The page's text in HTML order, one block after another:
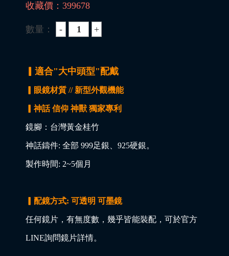
收藏價： 399678
數量：
▎適合"大中頭型"配戴
▎眼鏡材質 // 新型外觀機能
▎神話 信仰 神獸 獨家專利
鏡腳：台灣黃金桂竹
神話鑄件: 全部 999足銀、925硬銀。
製作時間: 2~5個月
▎配鏡方式: 可透明 可墨鏡
任何鏡片，有無度數，幾乎皆能裝配，可於官方
LINE詢問鏡片詳情。